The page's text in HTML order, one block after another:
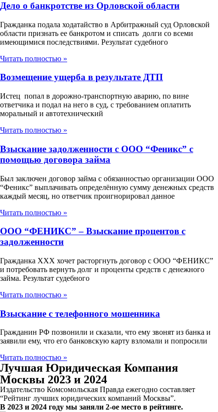
Дело о банкротстве из Орловской области
Гражданка подала ходатайство в Арбитражный суд Орловской
области признать ее банкротом и списать долги со всеми
имеющимися последствиями. Результат судебного
Читать полностью »
Возмещение ущерба в результате ДТП
Истец попал в дорожно-транспортную аварию, по вине
ответчика и подал на него в суд, с требованием оплатить
моральный и автотехнический
Читать полностью »
Взыскание задолженности с ООО “Феникс” с
помощью договора займа
Был заключен договор займа с обязанностью организации ООО
“Феникс” выплачивать определённую сумму денежных средств
каждый месяц, но ответчик проигнорировал данное
Читать полностью »
ООО “ФЕНИКС” – Взыскание процентов с
задолженности
Гражданка ХХХ хочет расторгнуть договор с ООО “ФЕНИКС”
и потребовать вернуть долг и проценты средств с денежного
займа. Результат судебного
Читать полностью »
Взыскание с телефонного мошенника
Гражданин РФ позвонили и сказали, что ему звонят из банка и
заявили ему, что его банковскую карту взломали и попросили
Читать полностью »
Лучшая Юридическая Компания
Москвы 2023 и 2024
Издательство Комсомольская Правда ежегодно составляет
“Рейтинг лучших юридических компаний Москвы”.
В 2023 и 2024 году мы заняли 2-ое место в рейтинге.